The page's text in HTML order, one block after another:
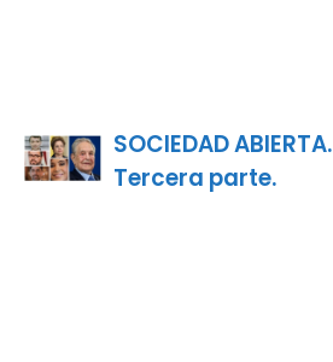
SOCIEDAD ABIERTA.
Tercera parte.